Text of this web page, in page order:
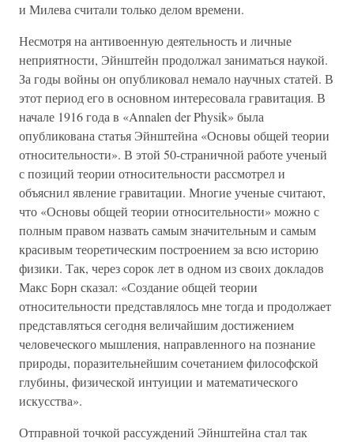
и Милева считали только делом времени.
Несмотря на антивоенную деятельность и личные
неприятности, Эйнштейн продолжал заниматься наукой.
За годы войны он опубликовал немало научных статей. В
этот период его в основном интересовала гравитация. В
начале 1916 года в «Annalen der Physik» была
опубликована статья Эйнштейна «Основы общей теории
относительности». В этой 50-страничной работе ученый
с позиций теории относительности рассмотрел и
объяснил явление гравитации. Многие ученые считают,
что «Основы общей теории относительности» можно с
полным правом назвать самым значительным и самым
красивым теоретическим построением за всю историю
физики. Так, через сорок лет в одном из своих докладов
Макс Борн сказал: «Создание общей теории
относительности представлялось мне тогда и продолжает
представляться сегодня величайшим достижением
человеческого мышления, направленного на познание
природы, поразительнейшим сочетанием философской
глубины, физической интуиции и математического
искусства».
Отправной точкой рассуждений Эйнштейна стал так